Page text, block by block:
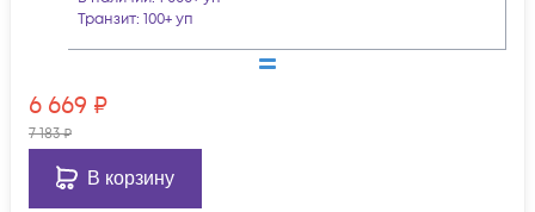
Транзит: 100+ уп
6 669 ₽
7 183₽
В корзину